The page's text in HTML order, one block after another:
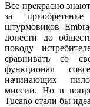
Все прекрасно
за
штурмовиков
донести до
поводу
сравнивать со
функционал
начинающих
миссии. Но в
Tucano стали бы